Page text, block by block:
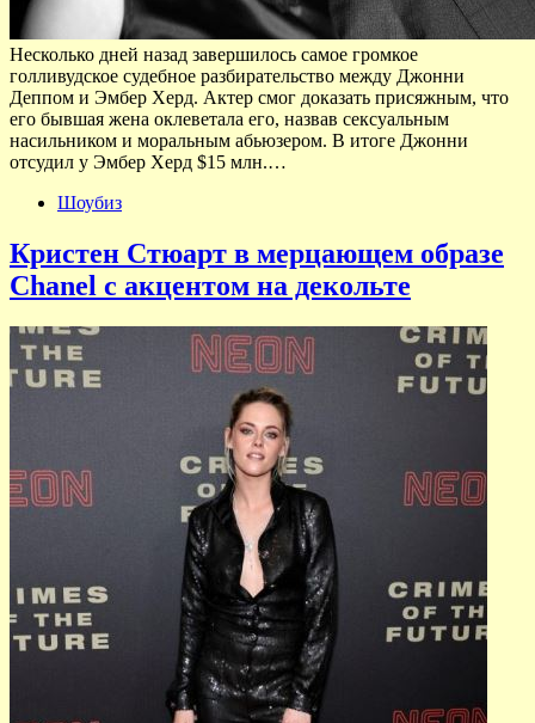
Несколько дней назад завершилось самое громкое
голливудское судебное разбирательство между Джонни
Деппом и Эмбер Херд. Актер смог доказать присяжным, что
его бывшая жена оклеветала его, назвав сексуальным
насильником и моральным абьюзером. В итоге Джонни
отсудил у Эмбер Херд $15 млн.…
Шоубиз
Кристен Стюарт в мерцающем образе
Chanel c акцентом на декольте